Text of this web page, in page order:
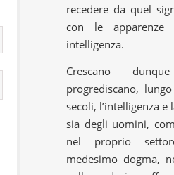
recedere da quel
con le
intelligenza.
Crescano
progrediscano,
secoli, l’intelligenza e
sia degli uomini,
nel proprio
medesimo dogma,